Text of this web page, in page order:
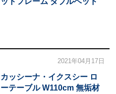
2021年04月17日
カッシーナ・イクスシー ロ
ーテーブル W110cm 無垢材